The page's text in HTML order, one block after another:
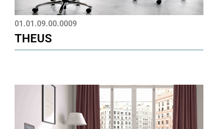
01.01.09.00.0009
THEUS